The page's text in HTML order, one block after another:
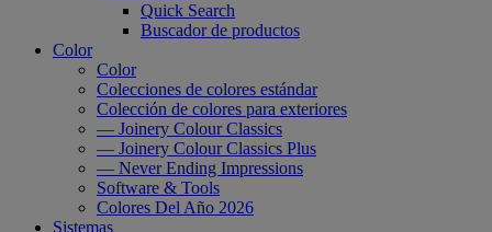
Quick Search
Buscador de productos
Color
Color
Colecciones de colores estándar
Colección de colores para exteriores
— Joinery Colour Classics
— Joinery Colour Classics Plus
— Never Ending Impressions
Software & Tools
Colores Del Año 2026
Sistemas